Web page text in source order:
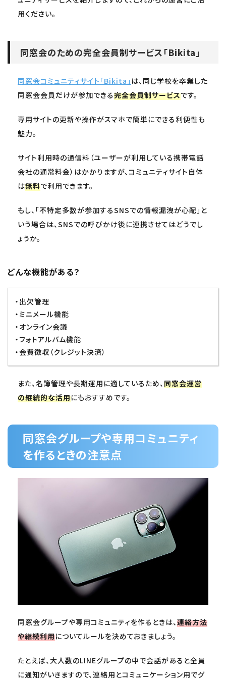
用ください。
同窓会のための完全会員制サービス「Bikita」
同窓会コミュニティサイト「Bikita」 は、同じ学校を卒業した
同窓会会員だけが参加できる完全会員制サービスです。
専用サイトの更新や操作がスマホで簡単にできる利便性も
魅力。
サイト利用時の通信料（ユーザーが利用している携帯電話
会社の通常料金）はかかりますが、コミュニティサイト自体
は無料で利用できます。
もし、「不特定多数が参加するSNSでの情報漏洩が心配」と
いう場合は、SNSでの呼びかけ後に連携させてはどうでし
ょうか。
どんな機能がある？
・出欠管理
・ミニメール機能
・オンライン会議
・フォトアルバム機能
・会費徴収（クレジット決済）
また、名簿管理や長期運用に適しているため、 同窓会運営
の継続的な活用にもおすすめです。
同窓会グループや専用コミュニティ
を作るときの注意点
同窓会グループや専用コミュニティを作るときは、連絡方法
や継続利用についてルールを決めておきましょう。
たとえば、大人数のLINEグループの中で会話があると全員
に通知がいきますので、連絡用とコミュニケーション用でグ